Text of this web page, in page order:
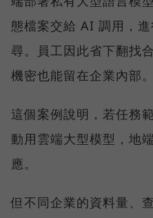
態檔案交給 AI 調用，
尋。員工因此省下翻找
機密也能留在企業內部。
這個案例說明，若任務
動用雲端大型模型，地
應。
但不同企業的資料量、